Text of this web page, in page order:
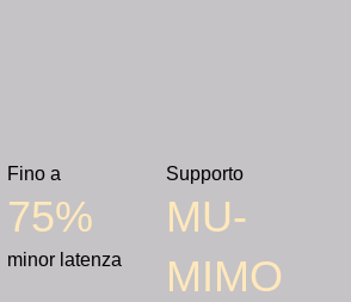
Fino a
75%
minor latenza
Supporto
MU-
MIMO